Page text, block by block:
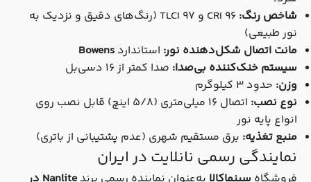
شاخص رنگ:
CRI 96 و TLCI 97 (رنگ‌های دقیق و نزدیک به
نور طبیعی)
مانت اتصال شکل‌دهنده نور: استاندارد Bowens
سیستم خنک‌کننده بی‌صدا: صدا کمتر از 16 دسی‌بل
وزن: حدود 3 کیلوگرم
نوع نصب:
اتصال 16 میلی‌متری (5/8 اینچ) قابل نصب روی
انواع پایه نور
منبع تغذیه: برق مستقیم شهری (عدم پشتیبانی از باتری)
نمایندگی رسمی نانلایت در ایران